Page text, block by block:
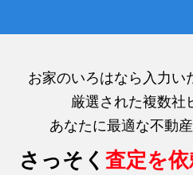
お家のいろはなら入力い
厳選された複数社
あなたに最適な不動
さっそく 査定を